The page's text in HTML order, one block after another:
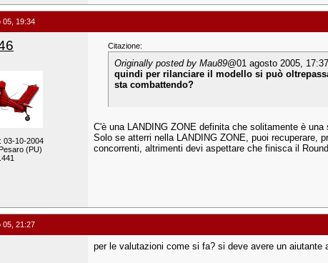
05, 19:34
03-10-2004
(PU)
Citazione:
Originally posted by Mau89@01 agosto 2005, 17:37
quindi per rilanciare il modello si può
sta combattendo?
C'è una LANDING ZONE definita che solitamente è
Solo se atterri nella LANDING ZONE, puoi recuperare,
concorrenti, altrimenti devi aspettare che finisca il
05, 21:27
per le valutazioni come si fa? si deve avere un aiutante